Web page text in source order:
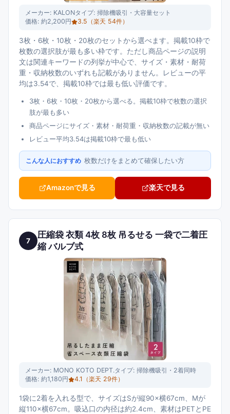
メーカー: KALONタイプ: 掃除機吸引・大容量セット
価格: 約2,200円 3.5 （楽天 54件）
3枚・6枚・10枚・20枚のセットから選べます。掲載10枠で
枚数の選択肢が最も多い枠です。ただし商品ページの説明
文は関連キーワードの列挙が中心で、サイズ・素材・耐荷
重・収納枚数のいずれも記載がありません。レビューの平
均は3.54で、掲載10枠では最も低い評価です。
3枚・6枚・10枚・20枚から選べる。掲載10枠で枚数の選択
肢が最も多い
商品ページにサイズ・素材・耐荷重・収納枚数の記載が無い
レビュー平均3.54は掲載10枠で最も低い
こんな人におすすめ 枚数だけをまとめて確保したい方
Amazonで見る 楽天で見る
7
圧縮袋 衣類 4枚 8枚 吊るせる 一袋で二着圧
縮 バルブ式
メーカー: MONO KOTO DEPT.タイプ: 掃除機吸引・2着同時
価格: 約1,180円 4.1 （楽天 29件）
1袋に2着を入れる型で、サイズはSが縦90×横67cm、Mが
縦110×横67cm。吸込口の内径は約2.4cm、素材はPETとPE